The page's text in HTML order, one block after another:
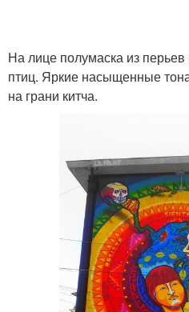
На лице полумаска из
птиц. Яркие насыщенные
на грани китча.